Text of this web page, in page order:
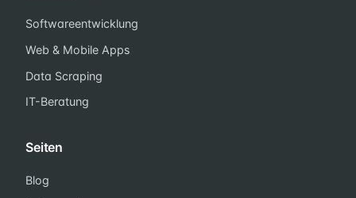
Softwareentwicklung
Web & Mobile Apps
Data Scraping
IT-Beratung
Seiten
Blog